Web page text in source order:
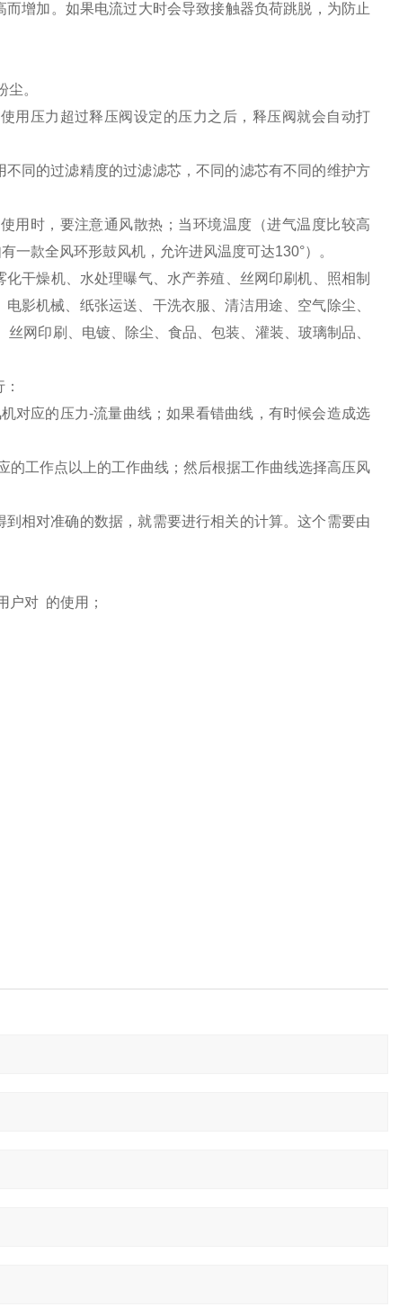
增加。如果电流过大时会导致接触器负荷跳脱，为防止
尘。
压力超过释压阀设定的压力之后，释压阀就会自动打
同的过滤精度的过滤滤芯，不同的滤芯有不同的维护方
时，要注意通风散热；当环境温度（进气温度比较高
一款全风环形鼓风机，允许进风温度可达130°）。
干燥机、水处理曝气、水产养殖、丝网印刷机、照相制
影机械、纸张运送、干洗衣服、清洁用途、空气除尘、
网印刷、电镀、除尘、食品、包装、灌装、玻璃制品、
对应的压力-流量曲线；如果看错曲线，有时候会造成选
工作点以上的工作曲线；然后根据工作曲线选择高压风
相对准确的数据，就需要进行相关的计算。这个需要由
户对 的使用；